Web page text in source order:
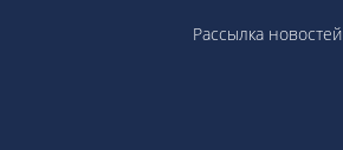
Рассылка новостей